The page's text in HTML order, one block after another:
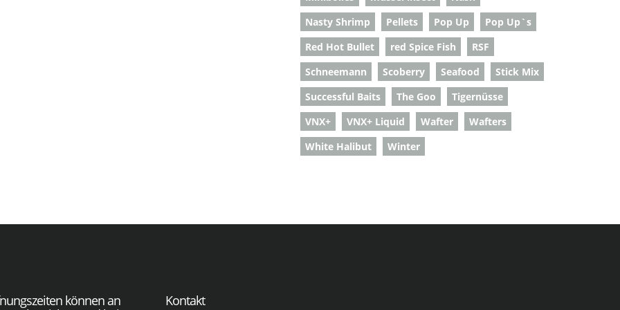
Nasty Shrimp
Pellets Pop Up
Pop Up`s
Red Hot Bullet
red Spice Fish
RSF
Schneemann
Scoberry Seafood
Stick Mix
Successful Baits
The Goo
Tigernüsse
VNX+
VNX+ Liquid Wafter
Wafters
White Halibut
Winter
können an
Kontakt